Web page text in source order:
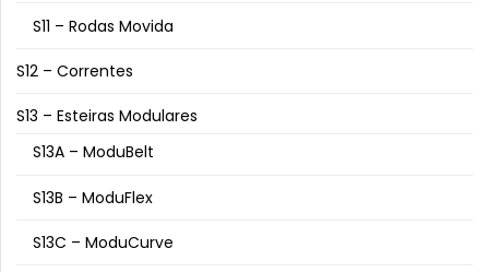
S11 – Rodas Movida
S12 – Correntes
S13 – Esteiras Modulares
S13A – ModuBelt
S13B – ModuFlex
S13C – ModuCurve